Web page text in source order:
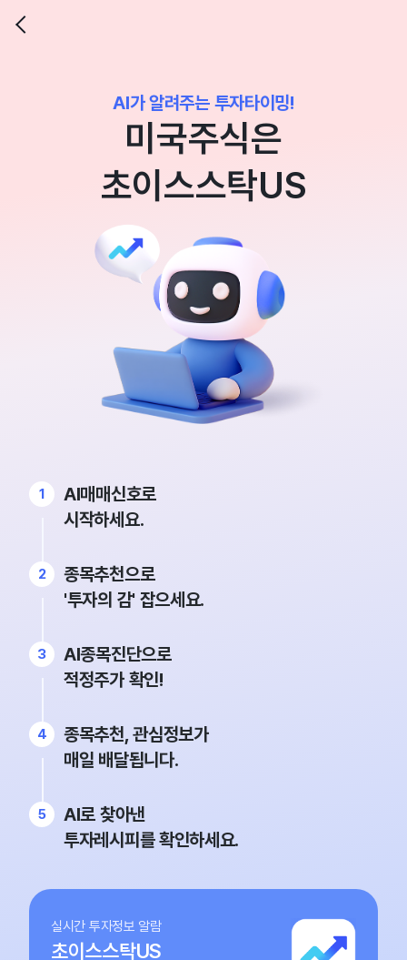
AI가 알려주는 투자타이밍!
미국주식은
초이스스탁US
AI매매신호로
시작하세요.
종목추천으로
'투자의 감' 잡으세요.
AI종목진단으로
적정주가 확인!
종목추천, 관심정보가
매일 배달됩니다.
AI로 찾아낸
투자레시피를 확인하세요.
실시간 투자정보 알람
초이스스탁US